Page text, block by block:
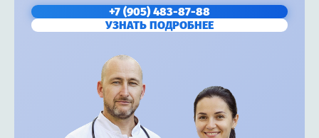
+7 (905) 483-87-88
УЗНАТЬ ПОДРОБНЕЕ